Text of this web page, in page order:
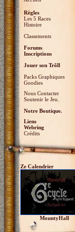
Règles
Les 5 Races
Histoire
Classements
Forums
Inscriptions
Jouer son Trõll
Packs Graphiques
Goodies
Nous Contacter
Soutenir le Jeu.
Notre Boutique.
Liens
Webring
Crédits
Ze Calendrier
MountyHall